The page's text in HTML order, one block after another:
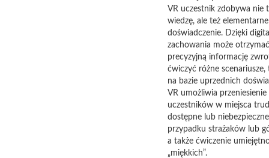
VR uczestnik zdobywa nie
wiedzę, ale też elementarne
doświadczenie. Dzięki
zachowania może otrzymać
precyzyjną informację
ćwiczyć różne scenariusze,
na bazie uprzednich
VR umożliwia przeniesienie
uczestników w miejsca
dostępne lub
przypadku strażaków lub
a także ćwiczenie
„miękkich”.